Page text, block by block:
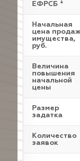
ЕФРСБ *
Начальная
цена
имущества,
руб.
Величина
повышения
начальной
цены
Размер
задатка
Количество
заявок